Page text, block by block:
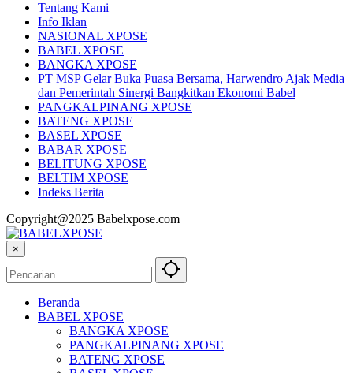
Tentang Kami
Info Iklan
NASIONAL XPOSE
BABEL XPOSE
BANGKA XPOSE
PT MSP Gelar Buka Puasa Bersama, Harwendro Ajak Media
dan Pemerintah Sinergi Bangkitkan Ekonomi Babel
PANGKALPINANG XPOSE
BATENG XPOSE
BASEL XPOSE
BABAR XPOSE
BELITUNG XPOSE
BELTIM XPOSE
Indeks Berita
Copyright@2025 Babelxpose.com
×
Beranda
BABEL XPOSE
BANGKA XPOSE
PANGKALPINANG XPOSE
BATENG XPOSE